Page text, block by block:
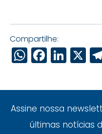
Compartilhe:
X
Assine nossa
últimas notícias